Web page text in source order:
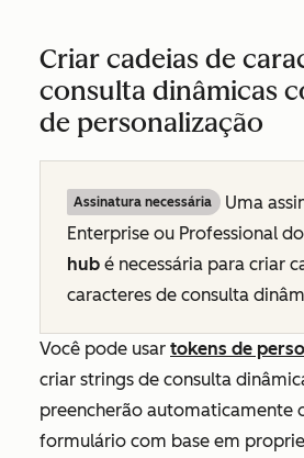
Criar cadeias de
consulta dinâmicas
de personalização
Assinatura necessária
Uma
Enterprise ou Professional do
hub é necessária para criar
caracteres de consulta
Você pode usar tokens de
criar strings de consulta
preencherão automaticamente
formulário com base em